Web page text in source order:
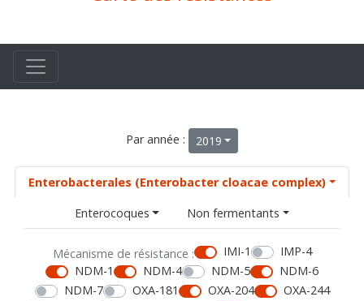
Par année : 2019
Enterobacterales (Enterobacter cloacae complex)
Enterocoques
Non fermentants
Mécanisme de résistance : IMI-1
IMP-4
NDM-1
NDM-4 NDM-5
NDM-6
NDM-7
OXA-181 OXA-204
OXA-244